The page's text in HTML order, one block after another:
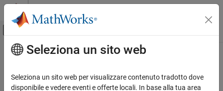
Vai al contenuto
Attiva/disattiva menu di navigazione
Pagina iniziale della documentazione
Contenuto principale
ISO/IEC TS 17961 [sizeofptr]
Taking the size of a pointer to determine the size of the pointed-to
Seleziona un sito web
Seleziona un sito web per visualizzare contenuto tradotto dove
disponibile e vedere eventi e offerte locali. In base alla tua area